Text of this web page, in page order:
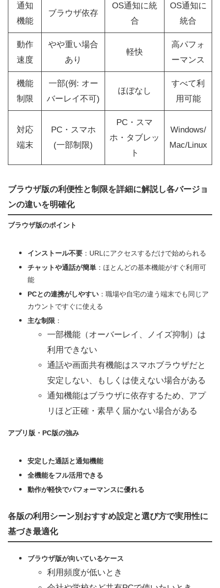
通知
機能
ブラウザ依存
OS通知に統
合
OS通知に
統合
動作
速度
やや重い場合
あり
軽快
高パフォ
ーマンス
機能
制限
一部(例: オー
バーレイ不可)
ほぼなし
すべて利
用可能
対応
端末
PC・スマホ
(一部制限)
PC・スマ
ホ・タブレッ
ト
Windows/
Mac/Linux
ブラウザ版の利便性と制限を詳細に解説し各バージョ
ンの違いを明確化
ブラウザ版のポイント
インストール不要 ：URLにアクセスするだけで始められる
チャットや通話が簡単 ：ほとんどの基本機能がすぐ利用可
能
PCとの連携がしやすい ：職場や自宅の違う端末でも同じア
カウントですぐに使える
主な制限 ：
一部機能（オーバーレイ、ノイズ抑制）は
利用できない
通話や画面共有機能はスマホブラウザだと
安定しない、もしくは使えない場合がある
通知機能はブラウザに依存するため、アプ
リほど正確・素早く届かない場合がある
アプリ版・PC版の強み
安定した通話と通知機能
全機能をフル活用できる
動作が軽快でパフォーマンスに優れる
各版の利用シーン別おすすめ設定と選び方で実用性に
基づき最適化
ブラウザ版が向いているケース
利用頻度が低いとき